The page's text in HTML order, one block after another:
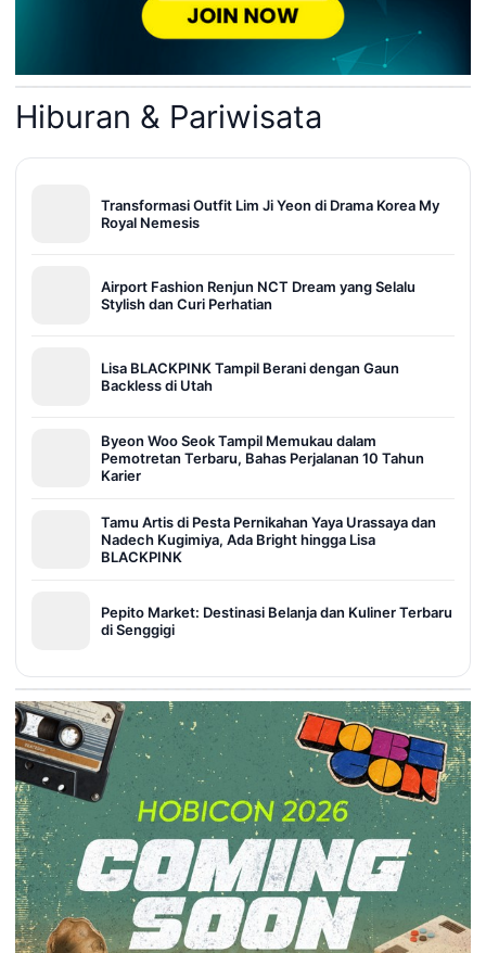
Hiburan & Pariwisata
Transformasi Outfit Lim Ji Yeon di Drama Korea My
Royal Nemesis
Airport Fashion Renjun NCT Dream yang Selalu
Stylish dan Curi Perhatian
Lisa BLACKPINK Tampil Berani dengan Gaun
Backless di Utah
Byeon Woo Seok Tampil Memukau dalam
Pemotretan Terbaru, Bahas Perjalanan 10 Tahun
Karier
Tamu Artis di Pesta Pernikahan Yaya Urassaya dan
Nadech Kugimiya, Ada Bright hingga Lisa
BLACKPINK
Pepito Market: Destinasi Belanja dan Kuliner Terbaru
di Senggigi